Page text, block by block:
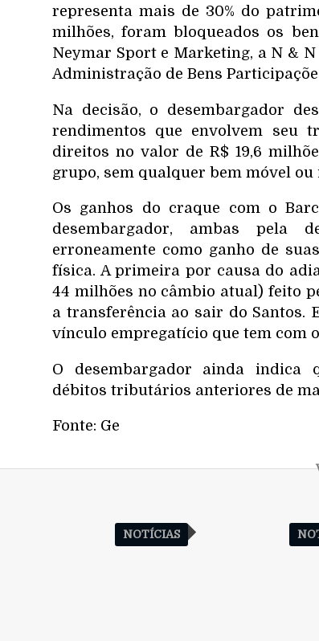
representa mais de 30% do
milhões, foram bloqueados os
Neymar Sport e Marketing, a N &
Administração de Bens
Na decisão, o desembargador
rendimentos que envolvem seu
direitos no valor de R$ 19,6
grupo, sem qualquer bem móvel
Os ganhos do craque com o
desembargador, ambas pela
erroneamente como ganho de
física. A primeira por causa do
44 milhões no câmbio atual) feito
a transferência ao sair do Santos.
vínculo empregatício que tem com
O desembargador ainda indica
débitos tributários anteriores de
Fonte: Ge
NOTÍCIAS